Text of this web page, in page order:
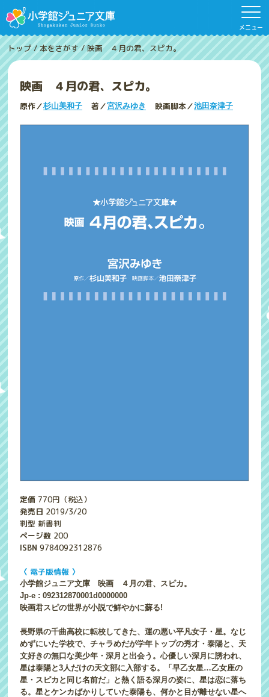
メニュー
トップ /本をさがす /映画 ４月の君、スピカ。
映画 ４月の君、スピカ。
原作／杉山美和子 著／宮沢みゆき 映画脚本／池田奈津子
定価 770円（税込）
発売日 2019/3/20
判型 新書判
ページ数 200
ISBN9784092312876
〈 電子版情報 〉
小学館ジュニア文庫 映画 ４月の君、スピカ。
Jp-e : 092312870001d0000000
映画君スピの世界が小説で鮮やかに蘇る!
長野県の千曲高校に転校してきた、運の悪い平凡女子・星。なじ
めずにいた学校で、チャラめだが学年トップの秀才・泰陽と、天
文好きの無口な美少年・深月と出会う。心優しい深月に誘われ、
星は泰陽と3人だけの天文部に入部する。「早乙女星…乙女座の
星・スピカと同じ名前だ」と熱く語る深月の姿に、星は恋に落ち
る。星とケンカばかりしていた泰陽も、何かと目が離せない星へ